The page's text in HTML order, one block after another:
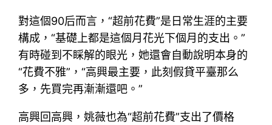
對這個90后而言，“超前花費”是日常生涯的主要
構成，“基礎上都是這個月花光下個月的支出。”
有時碰到不睬解的眼光，她還會自動說明本身的
“花費不雅”，“高興最主要，此刻假貸平臺那么
多，先買完再漸漸還吧。”
高興回高興，姚薇也為“超前花費”支出了價格